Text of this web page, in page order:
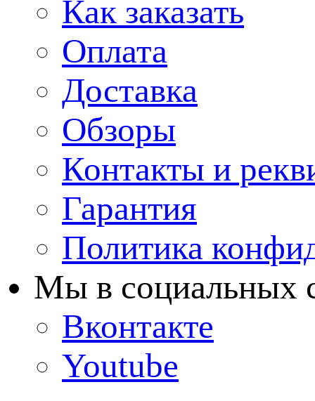
Как заказать
Оплата
Доставка
Обзоры
Контакты и
Гарантия
Политика
Мы в cоциальных
Вконтакте
Youtube